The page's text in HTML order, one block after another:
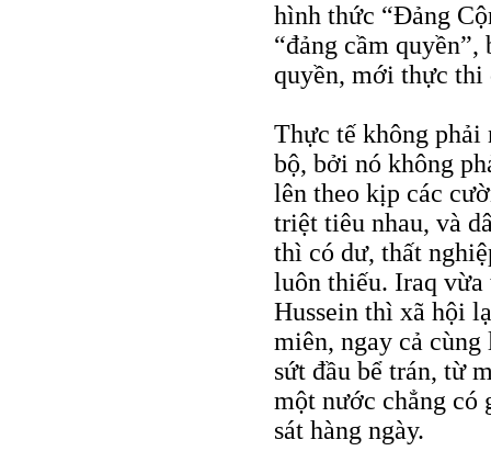
hình thức “Đảng
“đảng cầm
quyền, mới thực thi
Thực tế không phải
bộ, bởi nó không
lên theo kịp các
triệt tiêu nhau, và
thì có dư, thất
luôn thiếu. Iraq vừa
Hussein thì xã hội
miên, ngay cả
sứt đầu bể trán, từ
một nước chẳng có
sát hàng ngày.